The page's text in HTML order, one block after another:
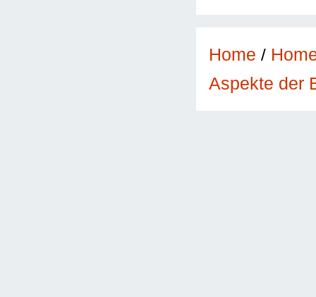
Home /
Aspekte der